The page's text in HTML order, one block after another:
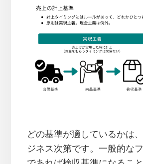
どの基準が適しているかは
ジネス次第です。一般的な